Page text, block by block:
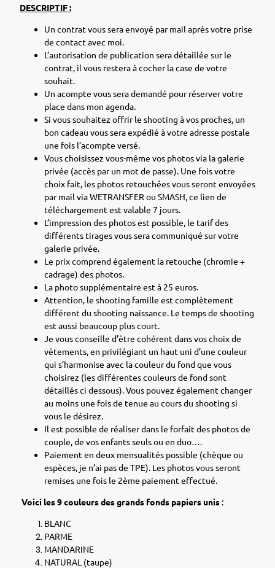
DESCRIPTIF :
Un contrat vous sera envoyé par mail après votre prise
de contact avec moi.
L’autorisation de publication sera détaillée sur le
contrat, il vous restera à cocher la case de votre
souhait.
Un acompte vous sera demandé pour réserver votre
place dans mon agenda.
Si vous souhaitez offrir le shooting à vos proches, un
bon cadeau vous sera expédié à votre adresse postale
une fois l’acompte versé.
Vous choisissez vous-même vos photos via la galerie
privée (accès par un mot de passe). Une fois votre
choix fait, les photos retouchées vous seront envoyées
par mail via WETRANSFER ou SMASH, ce lien de
téléchargement est valable 7 jours.
L’impression des photos est possible, le tarif des
différents tirages vous sera communiqué sur votre
galerie privée.
Le prix comprend également la retouche (chromie +
cadrage) des photos.
La photo supplémentaire est à 25 euros.
Attention, le shooting famille est complètement
différent du shooting naissance. Le temps de shooting
est aussi beaucoup plus court.
Je vous conseille d’être cohérent dans vos choix de
vêtements, en privilégiant un haut uni d’une couleur
qui s’harmonise avec la couleur du fond que vous
choisirez (les différentes couleurs de fond sont
détaillés ci dessous). Vous pouvez également changer
au moins une fois de tenue au cours du shooting si
vous le désirez.
Il est possible de réaliser dans le forfait des photos de
couple, de vos enfants seuls ou en duo….
Paiement en deux mensualités possible (chèque ou
espèces, je n’ai pas de TPE). Les photos vous seront
remises une fois le 2ème paiement effectué.
Voici les 9 couleurs des grands fonds papiers unis :
BLANC
PARME
MANDARINE
NATURAL (taupe)